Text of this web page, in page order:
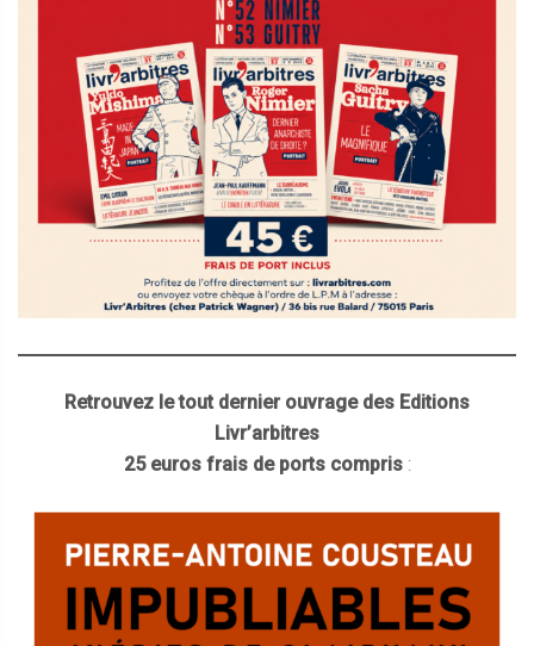
Retrouvez le tout dernier ouvrage des Editions
Livr’arbitres
25 euros frais de ports compris: